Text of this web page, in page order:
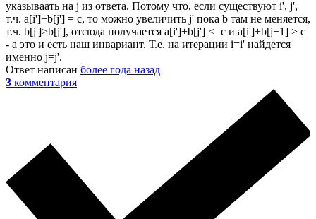
указываать на j из ответа. Потому что, если существуют i', j',
т.ч. a[i']+b[j'] = c, то можно увеличить j' пока b там не меняется,
т.ч. b[j']>b[j'], отсюда получается a[i']+b[j'] <=c и a[i']+b[j+1] > c
- а это и есть наш инвариант. Т.е. на итерации i=i' найдется
именно j=j'.
Ответ написан более года назад
3 комментария